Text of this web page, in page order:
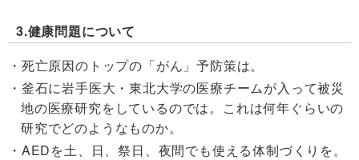
3.健康問題について
死亡原因のトップの「がん」予防策は。
釜石に岩手医大・東北大学の医療チームが入って被災
地の医療研究をしているのでは。これは何年ぐらいの
研究でどのようなものか。
AEDを土、日、祭日、夜間でも使える体制づくりを。